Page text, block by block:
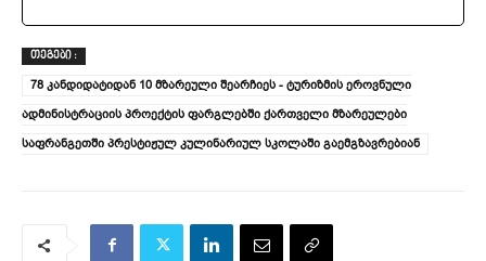
ᲗᲔᲒᲔᲑᲘ :
78 კანდიდატიდან 10 მზარეული შეარჩიეს - ტურიზმის ეროვნული
ადმინისტრაციის პროექტის ფარგლებში ქართველი მზარეულები
საფრანგეთში პრესტიჟულ კულინარიულ სკოლაში გაემგზავრებიან